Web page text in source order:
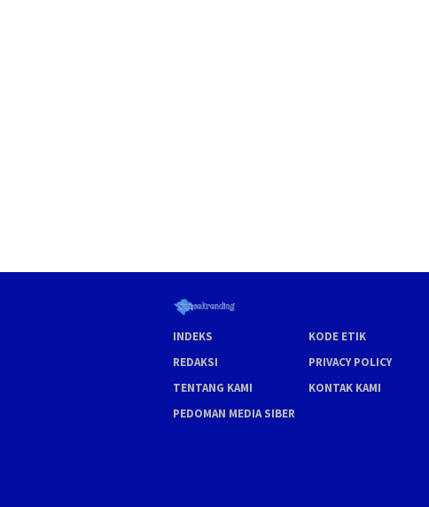
INDEKS KODE ETIK
REDAKSI
PRIVACY POLICY
TENTANG KAMI
KONTAK KAMI
PEDOMAN MEDIA SIBER